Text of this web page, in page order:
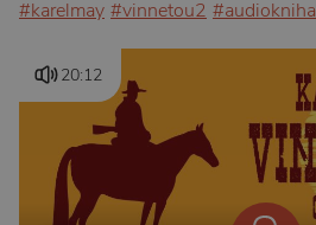
#karelmay #vinnetou2 #audiokniha
20:12